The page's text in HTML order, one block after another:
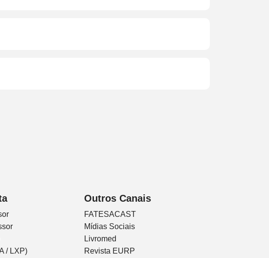
/ LXP)
Outros Canais
FATESACAST
Mídias Sociais
Livromed
Revista EURP